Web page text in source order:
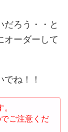
だろう・・と
オーダーして
ね！！
ご注意くだ